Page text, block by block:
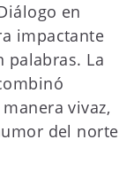
en
impactante
palabras. La
vivaz,
del norte